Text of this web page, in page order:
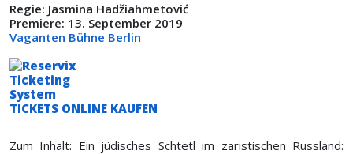
Regie: Jasmina Hadžiahmetović
Premiere: 13. September 2019
Vaganten Bühne Berlin
TICKETS ONLINE KAUFEN
Zum Inhalt: Ein jüdisches Schtetl im zaristischen Russland: